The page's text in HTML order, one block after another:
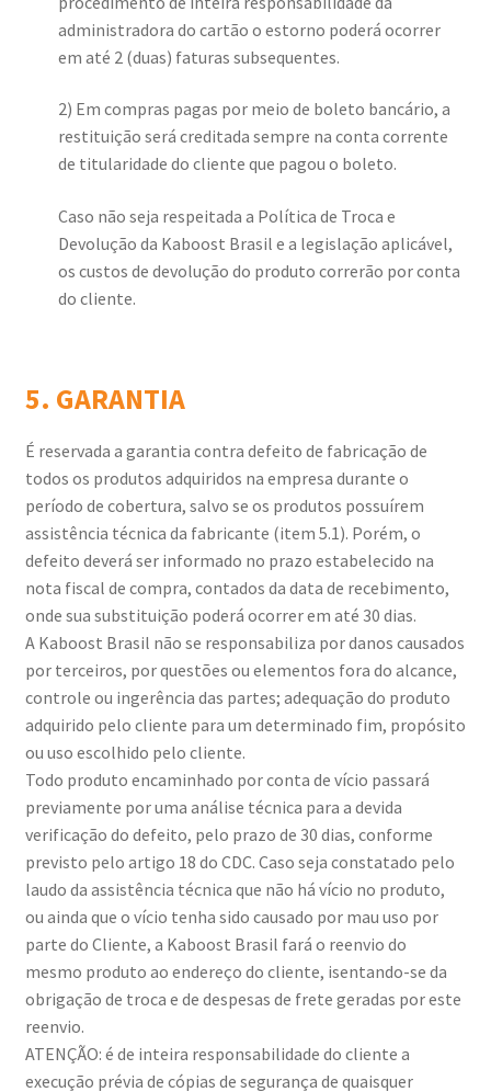
administradora do cartão o estorno poderá ocorrer
em até 2 (duas) faturas subsequentes.
2) Em compras pagas por meio de boleto bancário, a
restituição será creditada sempre na conta corrente
de titularidade do cliente que pagou o boleto.
Caso não seja respeitada a Política de Troca e
Devolução da Kaboost Brasil e a legislação aplicável,
os custos de devolução do produto correrão por conta
do cliente.
5. GARANTIA
É reservada a garantia contra defeito de fabricação de
todos os produtos adquiridos na empresa durante o
período de cobertura, salvo se os produtos possuírem
assistência técnica da fabricante (item 5.1). Porém, o
defeito deverá ser informado no prazo estabelecido na
nota fiscal de compra, contados da data de recebimento,
onde sua substituição poderá ocorrer em até 30 dias.
A Kaboost Brasil não se responsabiliza por danos causados
por terceiros, por questões ou elementos fora do alcance,
controle ou ingerência das partes; adequação do produto
adquirido pelo cliente para um determinado fim, propósito
ou uso escolhido pelo cliente.
Todo produto encaminhado por conta de vício passará
previamente por uma análise técnica para a devida
verificação do defeito, pelo prazo de 30 dias, conforme
previsto pelo artigo 18 do CDC. Caso seja constatado pelo
laudo da assistência técnica que não há vício no produto,
ou ainda que o vício tenha sido causado por mau uso por
parte do Cliente, a Kaboost Brasil fará o reenvio do
mesmo produto ao endereço do cliente, isentando-se da
obrigação de troca e de despesas de frete geradas por este
reenvio.
ATENÇÃO: é de inteira responsabilidade do cliente a
execução prévia de cópias de segurança de quaisquer